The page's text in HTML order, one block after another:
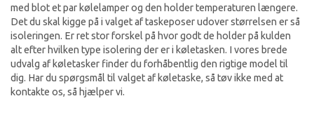
med blot et par kølelamper og den holder temperaturen længere.
Det du skal kigge på i valget af taskeposer udover størrelsen er så
isoleringen. Er ret stor forskel på hvor godt de holder på kulden
alt efter hvilken type isolering der er i køletasken. I vores brede
udvalg af køletasker finder du forhåbentlig den rigtige model til
dig. Har du spørgsmål til valget af køletaske, så tøv ikke med at
kontakte os, så hjælper vi.